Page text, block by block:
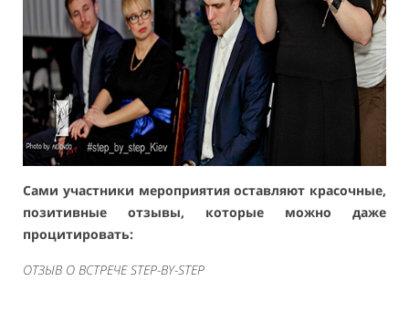
Сами участники мероприятия оставляют красочные,
позитивные отзывы, которые можно даже
процитировать:
ОТЗЫВ О ВСТРЕЧЕ STEP-BY-STEP